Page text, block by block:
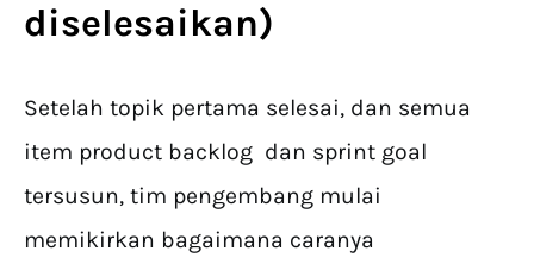
diselesaikan)
Setelah topik pertama selesai, dan semua
item product backlog dan sprint goal
tersusun, tim pengembang mulai
memikirkan bagaimana caranya